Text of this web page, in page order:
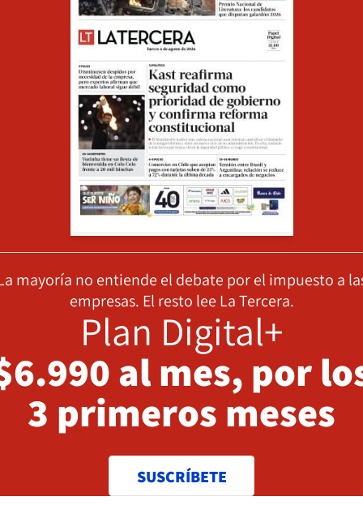
mayoría no entiende el debate por el impuesto a
empresas. El resto lee La Tercera.
Plan Digital+
al mes, por
3 primeros meses
SUSCRÍBETE